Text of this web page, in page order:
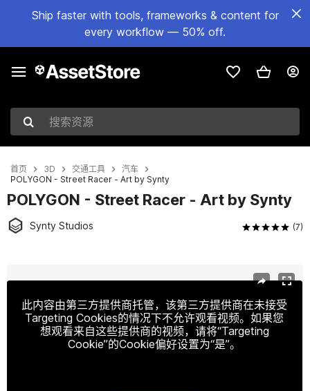
Ship faster with tools, frameworks & content for
every workflow — 50% off.
搜索资源
首页 3D 交通工具
汽车
POLYGON - Street Racer - Art by Synty
POLYGON - Street Racer - Art by Synty
Synty Studios (7)
此内容由第三方提供商托管，该第三方提供商在未接受
Targeting Cookies的情况下不允许观看视频。如果您
想观看来自这些提供商的视频，请将“Targeting
Cookie”的Cookie偏好设置为“是”。